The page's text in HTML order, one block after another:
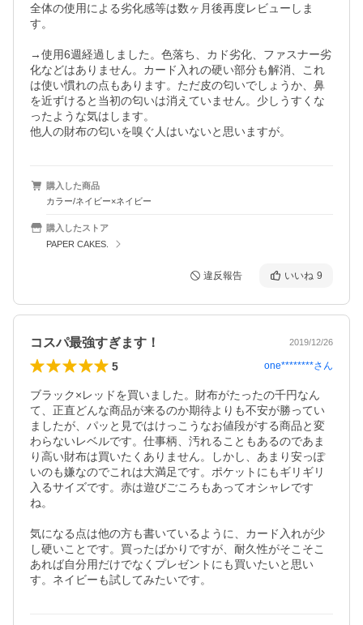
全体の使用による劣化感等は数ヶ月後再度レビューしま
す。
→使用6週経過しました。色落ち、カド劣化、ファスナー劣
化などはありません。カード入れの硬い部分も解消、これ
は使い慣れの点もあります。ただ皮の匂いでしょうか、鼻
を近ずけると当初の匂いは消えていません。少しうすくな
ったような気はします。
他人の財布の匂いを嗅ぐ人はいないと思いますが。
購入した商品
カラー/ネイビー×ネイビー
購入したストア
PAPER CAKES.
違反報告 いいね 9
コスパ最強すぎます！ 2019/12/26
5 one********さん
ブラック×レッドを買いました。財布がたったの千円なん
て、正直どんな商品が来るのか期待よりも不安が勝ってい
ましたが、パッと見ではけっこうなお値段がする商品と変
わらないレベルです。仕事柄、汚れることもあるのであま
り高い財布は買いたくありません。しかし、あまり安っぽ
いのも嫌なのでこれは大満足です。ポケットにもギリギリ
入るサイズです。赤は遊びごころもあってオシャレです
ね。
気になる点は他の方も書いているように、カード入れが少
し硬いことです。買ったばかりですが、耐久性がそこそこ
あれば自分用だけでなくプレゼントにも買いたいと思い
す。ネイビーも試してみたいです。